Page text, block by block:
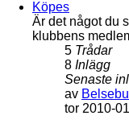
Köpes
Är det något du
klubbens
5 Trådar
8 Inlägg
Senaste
av
tor 2010-